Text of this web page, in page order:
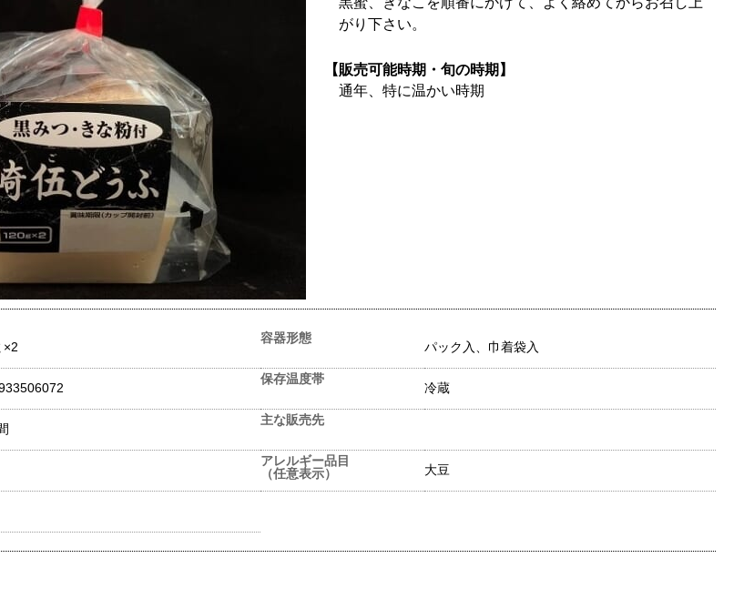
がり下さい。
【販売可能時期・旬の時期】
通年、特に温かい時期
×2
容器形態
パック入、巾着袋入
保存温度帯
冷蔵
主な販売先
アレルギー品目
（任意表示）
大豆